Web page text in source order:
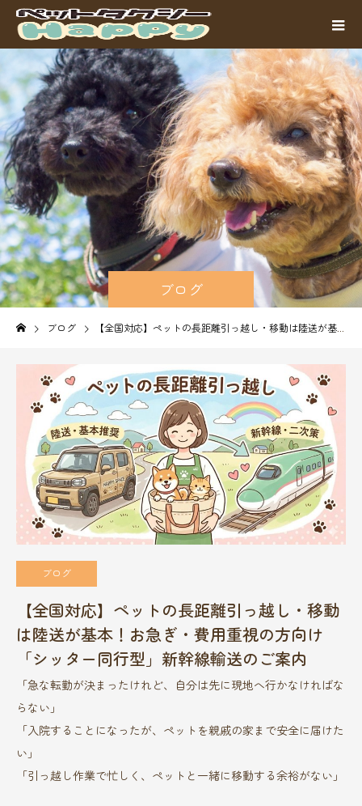
ブログ
ブログ 【全国対応】ペットの長距離引っ越し・移動は陸送が基本！お急ぎ・費用重視の方向け「シッター同行型」新幹線輸送のご案内
ブログ
【全国対応】ペットの長距離引っ越し・移動
は陸送が基本！お急ぎ・費用重視の方向け
「シッター同行型」新幹線輸送のご案内
「急な転勤が決まったけれど、自分は先に現地へ行かなければな
らない」
「入院することになったが、ペットを親戚の家まで安全に届けた
い」
「引っ越し作業で忙しく、ペットと一緒に移動する余裕がない」